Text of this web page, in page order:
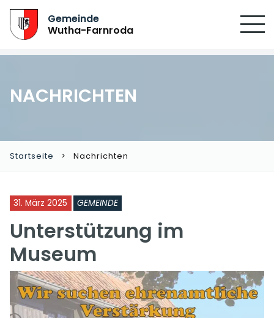
Gemeinde
Wutha-Farnroda
NACHRICHTEN
Startseite Nachrichten
31. März 2025 GEMEINDE
Unterstützung im
Museum